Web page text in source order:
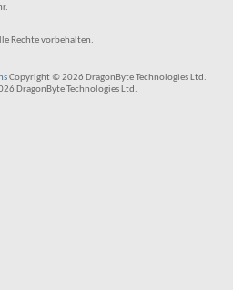
Rechte vorbehalten.
Copyright © 2026 DragonByte Technologies Ltd.
DragonByte Technologies Ltd.